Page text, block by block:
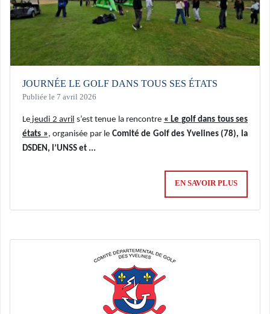
JOURNÉE LE GOLF DANS TOUS SES ÉTATS
Publiée le 7 avril 2026
Le jeudi 2 avril s’est tenue la rencontre « Le golf dans tous ses
états », organisée par le Comité de Golf des Yvelines (78), la
DSDEN, l’UNSS et ...
EN SAVOIR PLUS